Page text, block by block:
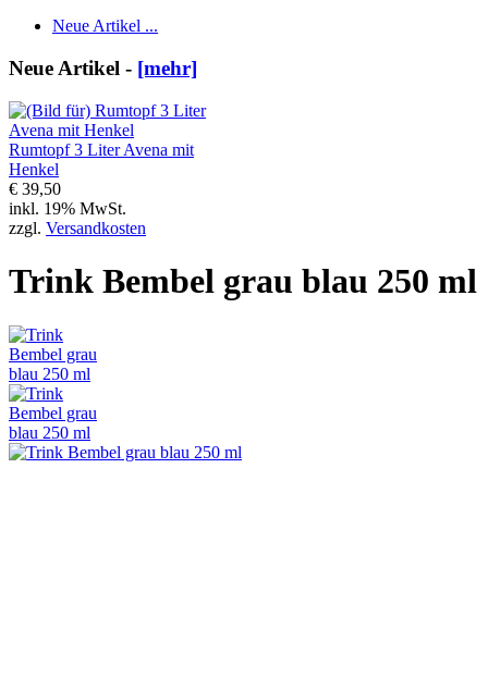
Neue Artikel ...
Neue Artikel - [mehr]
Rumtopf 3 Liter Avena mit
Henkel
€ 39,50
inkl. 19% MwSt.
zzgl. Versandkosten
Trink Bembel grau blau 250 ml